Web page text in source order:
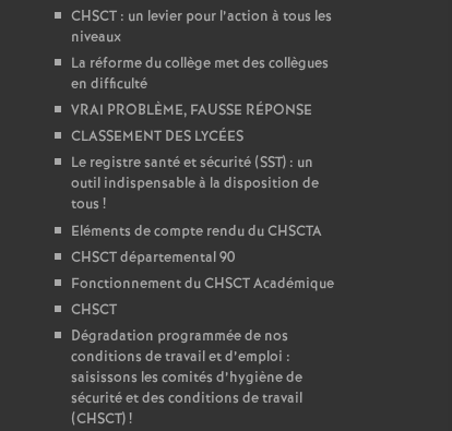
CHSCT : un levier pour l’action à tous les
niveaux
La réforme du collège met des collègues
en difficulté
VRAI PROBLÈME, FAUSSE RÉPONSE
CLASSEMENT DES LYCÉES
Le registre santé et sécurité (SST) : un
outil indispensable à la disposition de
tous !
Eléments de compte rendu du CHSCTA
CHSCT départemental 90
Fonctionnement du CHSCT Académique
CHSCT
Dégradation programmée de nos
conditions de travail et d’emploi :
saisissons les comités d’hygiène de
sécurité et des conditions de travail
(CHSCT)!